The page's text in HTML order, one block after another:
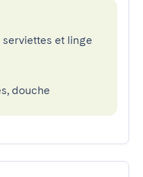
et linge
douche